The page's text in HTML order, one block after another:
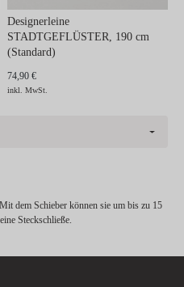
Designerleine
STADTGEFLÜSTER, 190 cm
(Standard)
74,90 €
inkl. MwSt.
dem Schieber können sie um bis zu 15
Steckschließe.